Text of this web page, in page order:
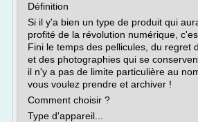
Définition
Si il y'a bien un type de produit qui
profité de la révolution numérique,
Fini le temps des pellicules, du regret
et des photographies qui se
il n'y a pas de limite particulière au
vous voulez prendre et archiver !
Comment choisir ?
Type d'appareil...